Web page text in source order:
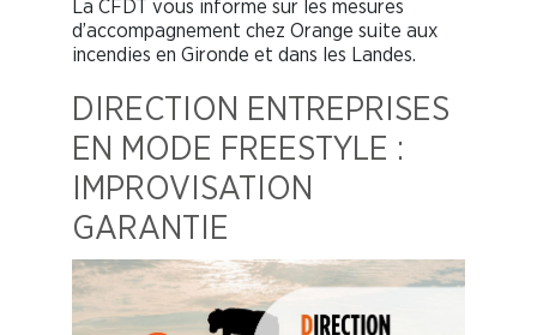
La CFDT vous informe sur les mesures
d’accompagnement chez Orange suite aux
incendies en Gironde et dans les Landes.
DIRECTION ENTREPRISES
EN MODE FREESTYLE :
IMPROVISATION
GARANTIE